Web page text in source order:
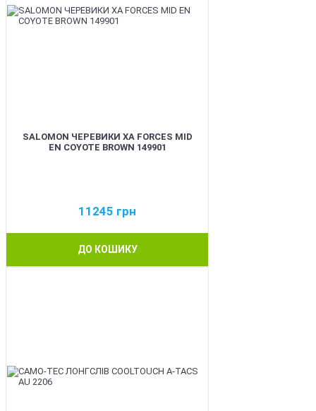
SALOMON ЧЕРЕВИКИ XA FORCES MID
EN COYOTE BROWN 149901
11245 грн
ДО КОШИКУ